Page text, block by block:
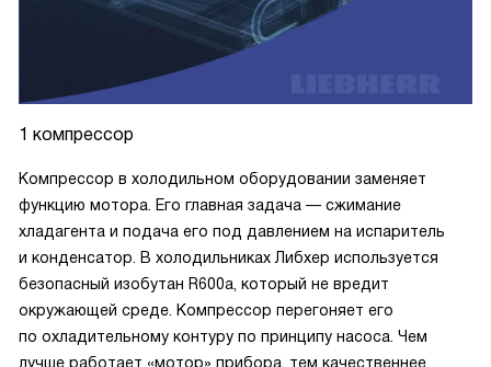
1 компрессор
Компрессор в холодильном оборудовании заменяет
функцию мотора. Его главная задача — сжимание
хладагента и подача его под давлением на испаритель
и конденсатор. В холодильниках Либхер используется
безопасный изобутан R600a, который не вредит
окружающей среде. Компрессор перегоняет его
по охладительному контуру по принципу насоса. Чем
лучше работает «мотор» прибора, тем качественнее